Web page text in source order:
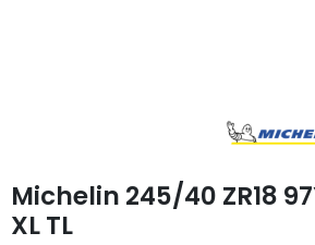
Michelin 245/40 ZR18
XL TL